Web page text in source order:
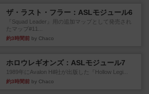
ザ・ラスト・フラー：ASLモジュール6
『Squad Leader』用の追加マップとして発売され
たマップ#11...
約3時間前 by Chaco
ホロウレギオンズ：ASLモジュール7
1989年にAvalon Hill社が出版した『Hollow Legi...
約3時間前 by Chaco